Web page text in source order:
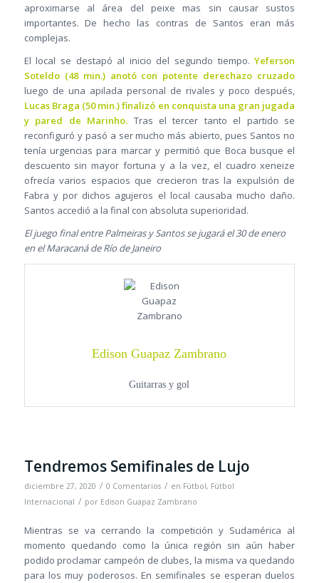
aproximarse al área del peixe mas sin causar sustos
importantes. De hecho las contras de Santos eran más
complejas.
El local se destapó al inicio del segundo tiempo.Yeferson
Soteldo (48 min.) anotó con potente derechazo cruzado
luego de una apilada personal de rivales y poco después,
Lucas Braga (50 min.) finalizó en conquista una gran jugada
y pared de Marinho. Tras el tercer tanto el partido se
reconfiguró y pasó a ser mucho más abierto, pues Santos no
tenía urgencias para marcar y permitió que Boca busque el
descuento sin mayor fortuna y a la vez, el cuadro xeneize
ofrecía varios espacios que crecieron tras la expulsión de
Fabra y por dichos agujeros el local causaba mucho daño.
Santos accedió a la final con absoluta superioridad.
El juego final entre Palmeiras y Santos se jugará el 30 de enero
en el Maracaná de Río de Janeiro
Edison Guapaz Zambrano
Guitarras y gol
Tendremos Semifinales de Lujo
diciembre 27, 2020 / 0 Comentarios / en Fútbol, Fútbol
Internacional / por Edison Guapaz Zambrano
Mientras se va cerrando la competición y Sudamérica al
momento quedando como la única región sin aún haber
podido proclamar campeón de clubes, la misma va quedando
para los muy poderosos. En semifinales se esperan duelos